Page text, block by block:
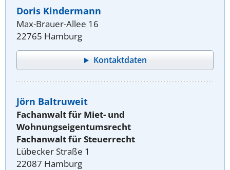
Doris Kindermann
Max-Brauer-Allee 16
22765 Hamburg
Kontaktdaten
Jörn Baltruweit
Fachanwalt für Miet- und
Wohnungseigentumsrecht
Fachanwalt für Steuerrecht
Lübecker Straße 1
22087 Hamburg